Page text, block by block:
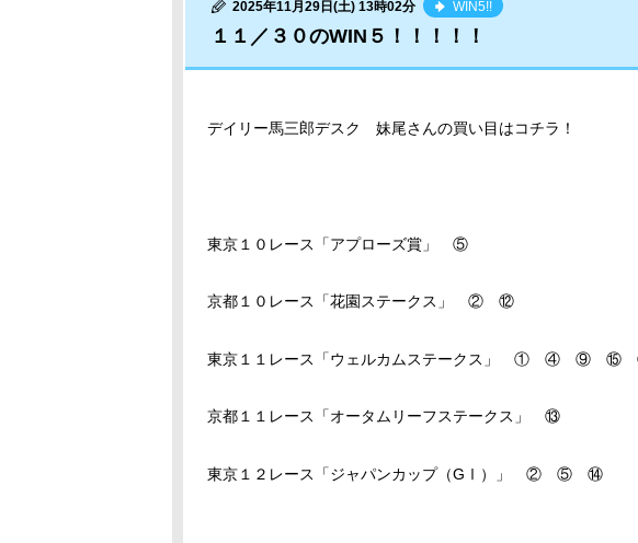
2025年11月29日(土) 13時02分 WIN5!!
１１／３０のWIN５！！！！！
デイリー馬三郎デスク 妹尾さんの買い目はコチラ！
東京１０レース「アプローズ賞」 ⑤
京都１０レース「花園ステークス」 ② ⑫
東京１１レース「ウェルカムステークス」 ① ④ ⑨
京都１１レース「オータムリーフステークス」 ⑬
東京１２レース「ジャパンカップ（GⅠ）」 ② ⑤ ⑭